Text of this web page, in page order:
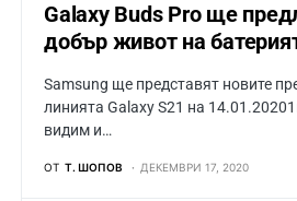
Galaxy Buds Pro ще
добър живот на
Samsung ще представят новите
линията Galaxy S21 на
видим и…
ОТ Т. ШОПОВ ДЕКЕМВРИ 17, 2020